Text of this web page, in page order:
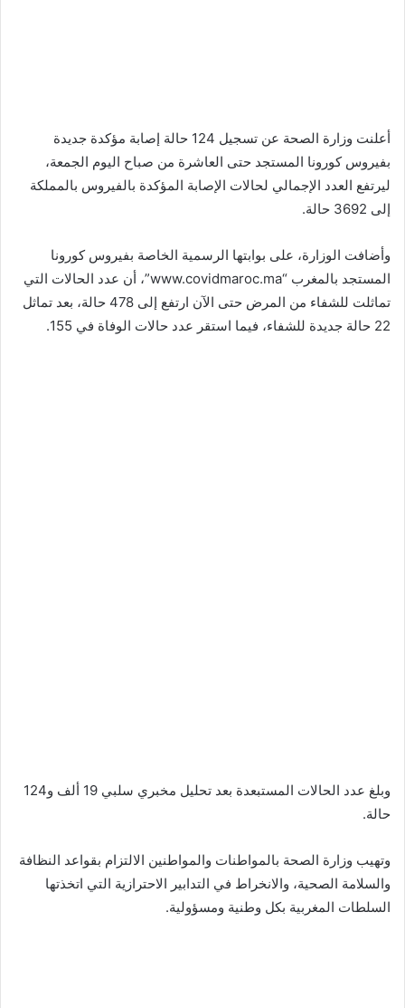
أعلنت وزارة الصحة عن تسجيل 124 حالة إصابة مؤكدة جديدة
بفيروس كورونا المستجد حتى العاشرة من صباح اليوم الجمعة،
ليرتفع العدد الإجمالي لحالات الإصابة المؤكدة بالفيروس بالمملكة
إلى 3692 حالة.
وأضافت الوزارة، على بوابتها الرسمية الخاصة بفيروس كورونا
المستجد بالمغرب “www.covidmaroc.ma”، أن عدد الحالات التي
تماثلت للشفاء من المرض حتى الآن ارتفع إلى 478 حالة، بعد تماثل
22 حالة جديدة للشفاء، فيما استقر عدد حالات الوفاة في 155.
وبلغ عدد الحالات المستبعدة بعد تحليل مخبري سلبي 19 ألف و124
حالة.
وتهيب وزارة الصحة بالمواطنات والمواطنين الالتزام بقواعد النظافة
والسلامة الصحية، والانخراط في التدابير الاحترازية التي اتخذتها
السلطات المغربية بكل وطنية ومسؤولية.